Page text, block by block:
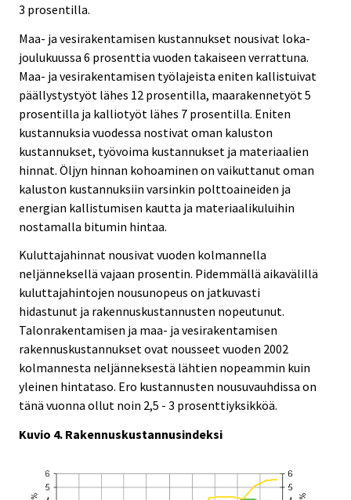
3 prosentilla.
Maa- ja vesirakentamisen kustannukset nousivat loka-
joulukuussa 6 prosenttia vuoden takaiseen verrattuna.
Maa- ja vesirakentamisen työlajeista eniten kallistuivat
päällystystyöt lähes 12 prosentilla, maarakennetyöt 5
prosentilla ja kalliotyöt lähes 7 prosentilla. Eniten
kustannuksia vuodessa nostivat oman kaluston
kustannukset, työvoima kustannukset ja materiaalien
hinnat. Öljyn hinnan kohoaminen on vaikuttanut oman
kaluston kustannuksiin varsinkin polttoaineiden ja
energian kallistumisen kautta ja materiaalikuluihin
nostamalla bitumin hintaa.
Kuluttajahinnat nousivat vuoden kolmannella
neljänneksellä vajaan prosentin. Pidemmällä aikavälillä
kuluttajahintojen nousunopeus on jatkuvasti
hidastunut ja rakennuskustannusten nopeutunut.
Talonrakentamisen ja maa- ja vesirakentamisen
rakennuskustannukset ovat nousseet vuoden 2002
kolmannesta neljänneksestä lähtien nopeammin kuin
yleinen hintataso. Ero kustannusten nousuvauhdissa on
tänä vuonna ollut noin 2,5 - 3 prosenttiyksikköä.
Kuvio 4. Rakennuskustannusindeksi